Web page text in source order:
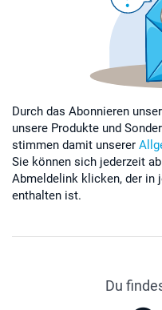
Durch das Abonnieren
unsere Produkte und
stimmen damit unserer
Sie können sich jederzeit
Abmeldelink klicken, der in
enthalten ist.
Du